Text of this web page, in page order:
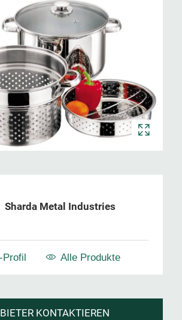
Sharda Metal Industries
Alle Produkte
KONTAKTIEREN